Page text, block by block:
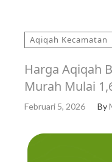
Aqiqah Kecamatan
Harga Aqiqah
Murah Mulai
Februari 5, 2026 By